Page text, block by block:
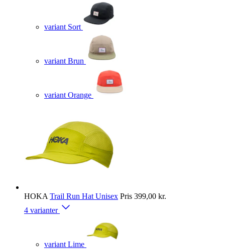
variant Sort
variant Brun
variant Orange
HOKA Trail Run Hat Unisex Pris 399,00 kr.
4 varianter
variant Lime